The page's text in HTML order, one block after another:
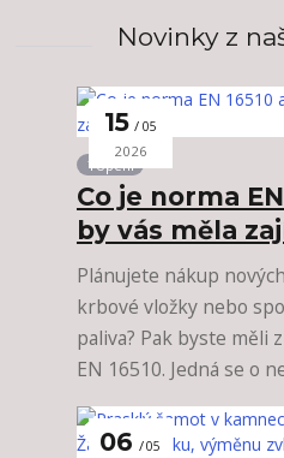
Novinky z
15 05
2026
Topení
Co je norma
by vás měla
Plánujete nákup
krbové vložky nebo
paliva? Pak byste měli
EN 16510. Jedná se o
06 05